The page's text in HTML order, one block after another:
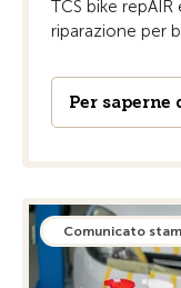
TCS bike
riparazione per
Per saperne
Comunicato